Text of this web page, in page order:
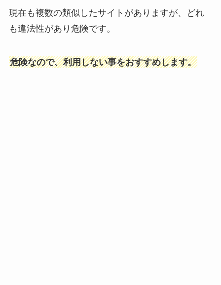
現在も複数の類似したサイトがありますが、どれ
も違法性があり危険です。
危険なので、利用しない事をおすすめします。